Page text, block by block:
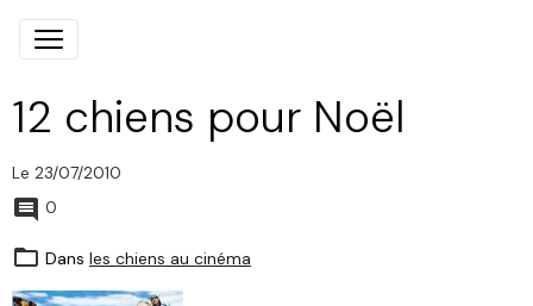
12 chiens pour Noël
Le 23/07/2010
0
Dans les chiens au cinéma